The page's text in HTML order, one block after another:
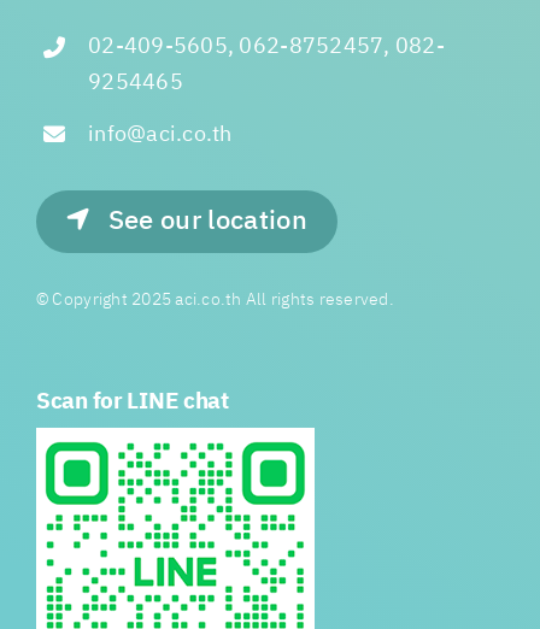
02-409-5605, 062-8752457, 082-
9254465
info@aci.co.th
See our location
© Copyright 2025 aci.co.th All rights reserved.
Scan for LINE chat